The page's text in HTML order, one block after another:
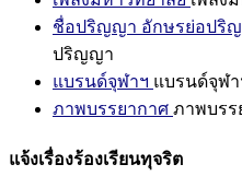
ชื่อปริญญา อักษรย่อปริ
ปริญญา
แบรนด์จุฬาฯ แบรนด์จุฬา
ภาพบรรยากาศ ภาพบรร
แจ้งเรื่องร้องเรียนทุจริต